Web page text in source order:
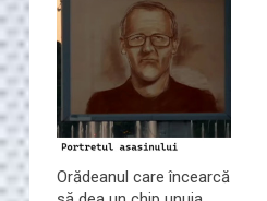
Orădeanul care încearcă